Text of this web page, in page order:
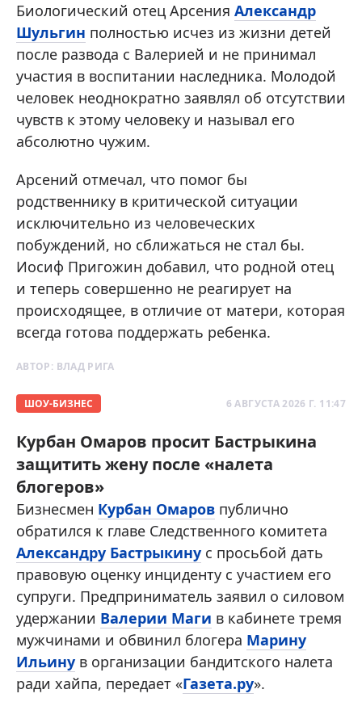
Биологический отец Арсения Александр
Шульгин полностью исчез из жизни детей
после развода с Валерией и не принимал
участия в воспитании наследника. Молодой
человек неоднократно заявлял об отсутствии
чувств к этому человеку и называл его
абсолютно чужим.
Арсений отмечал, что помог бы
родственнику в критической ситуации
исключительно из человеческих
побуждений, но сближаться не стал бы.
Иосиф Пригожин добавил, что родной отец
и теперь совершенно не реагирует на
происходящее, в отличие от матери, которая
всегда готова поддержать ребенка.
АВТОР: ВЛАД РИГА
ШОУ-БИЗНЕС 6 АВГУСТА 2026 Г. 11:47
Курбан Омаров просит Бастрыкина
защитить жену после «налета
блогеров»
Бизнесмен Курбан Омаров публично
обратился к главе Следственного комитета
Александру Бастрыкину с просьбой дать
правовую оценку инциденту с участием его
супруги. Предприниматель заявил о силовом
удержании Валерии Маги в кабинете тремя
мужчинами и обвинил блогера Марину
Ильину в организации бандитского налета
ради хайпа, передает «Газета.ру».